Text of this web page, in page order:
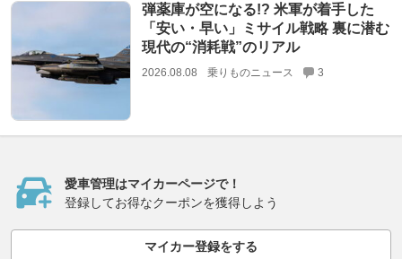
弾薬庫が空になる!? 米軍が着手した
「安い・早い」ミサイル戦略 裏に潜む
現代の“消耗戦”のリアル
2026.08.08 乗りものニュース 3
愛車管理はマイカーページで！
登録してお得なクーポンを獲得しよう
マイカー登録をする